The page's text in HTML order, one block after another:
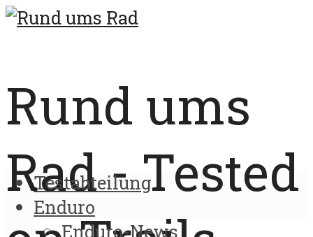
Rund ums
Rad - Tested
Testabteilung
Enduro
Enduro-News